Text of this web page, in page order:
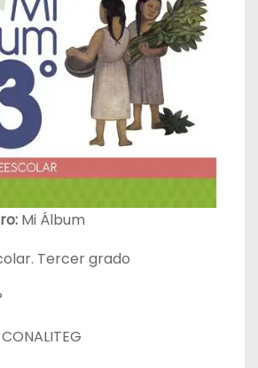
Mi Álbum
Tercer grado